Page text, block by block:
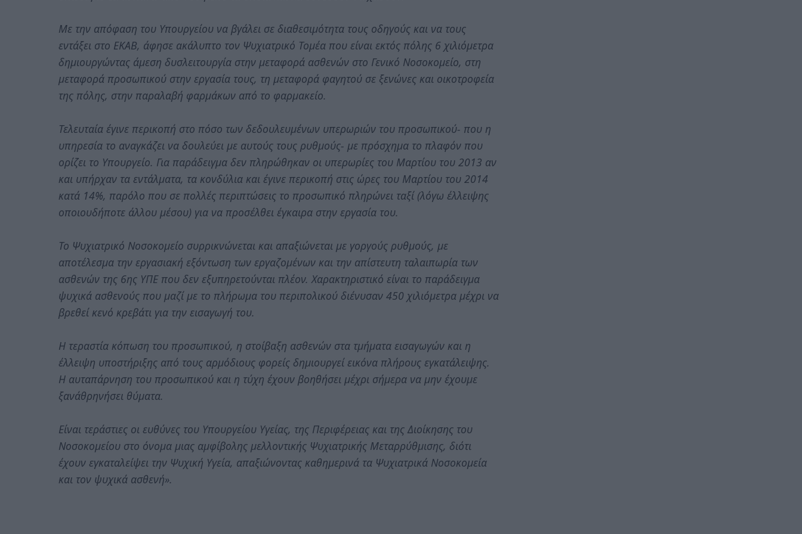
Με την απόφαση του Υπουργείου να βγάλει σε διαθεσιμότητα τους οδηγούς και να τους
εντάξει στο ΕΚΑΒ, άφησε ακάλυπτο τον Ψυχιατρικό Τομέα που είναι εκτός πόλης 6 χιλιόμετρα
δημιουργώντας άμεση δυσλειτουργία στην μεταφορά ασθενών στο Γενικό Νοσοκομείο, στη
μεταφορά προσωπικού στην εργασία τους, τη μεταφορά φαγητού σε ξενώνες και οικοτροφεία
της πόλης, στην παραλαβή φαρμάκων από το φαρμακείο.
Τελευταία έγινε περικοπή στο πόσο των δεδουλευμένων υπερωριών του προσωπικού- που η
υπηρεσία το αναγκάζει να δουλεύει με αυτούς τους ρυθμούς- με πρόσχημα το πλαφόν που
ορίζει το Υπουργείο. Για παράδειγμα δεν πληρώθηκαν οι υπερωρίες του Μαρτίου του 2013 αν
και υπήρχαν τα εντάλματα, τα κονδύλια και έγινε περικοπή στις ώρες του Μαρτίου του 2014
κατά 14%, παρόλο που σε πολλές περιπτώσεις το προσωπικό πληρώνει ταξί (λόγω έλλειψης
οποιουδήποτε άλλου μέσου) για να προσέλθει έγκαιρα στην εργασία του.
Το Ψυχιατρικό Νοσοκομείο συρρικνώνεται και απαξιώνεται με γοργούς ρυθμούς, με
αποτέλεσμα την εργασιακή εξόντωση των εργαζομένων και την απίστευτη ταλαιπωρία των
ασθενών της 6ης ΥΠΕ που δεν εξυπηρετούνται πλέον. Χαρακτηριστικό είναι το παράδειγμα
ψυχικά ασθενούς που μαζί με το πλήρωμα του περιπολικού διένυσαν 450 χιλιόμετρα μέχρι να
βρεθεί κενό κρεβάτι για την εισαγωγή του.
Η τεραστία κόπωση του προσωπικού, η στοίβαξη ασθενών στα τμήματα εισαγωγών και η
έλλειψη υποστήριξης από τους αρμόδιους φορείς δημιουργεί εικόνα πλήρους εγκατάλειψης.
Η αυταπάρνηση του προσωπικού και η τύχη έχουν βοηθήσει μέχρι σήμερα να μην έχουμε
ξανάθρηνήσει θύματα.
Είναι τεράστιες οι ευθύνες του Υπουργείου Υγείας, της Περιφέρειας και της Διοίκησης του
Νοσοκομείου στο όνομα μιας αμφίβολης μελλοντικής Ψυχιατρικής Μεταρρύθμισης, διότι
έχουν εγκαταλείψει την Ψυχική Υγεία, απαξιώνοντας καθημερινά τα Ψυχιατρικά Νοσοκομεία
και τον ψυχικά ασθενή».